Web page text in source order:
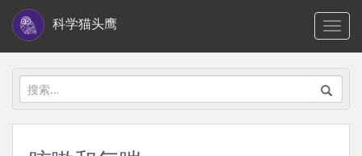
i
科学猫头鹰
搜
索：